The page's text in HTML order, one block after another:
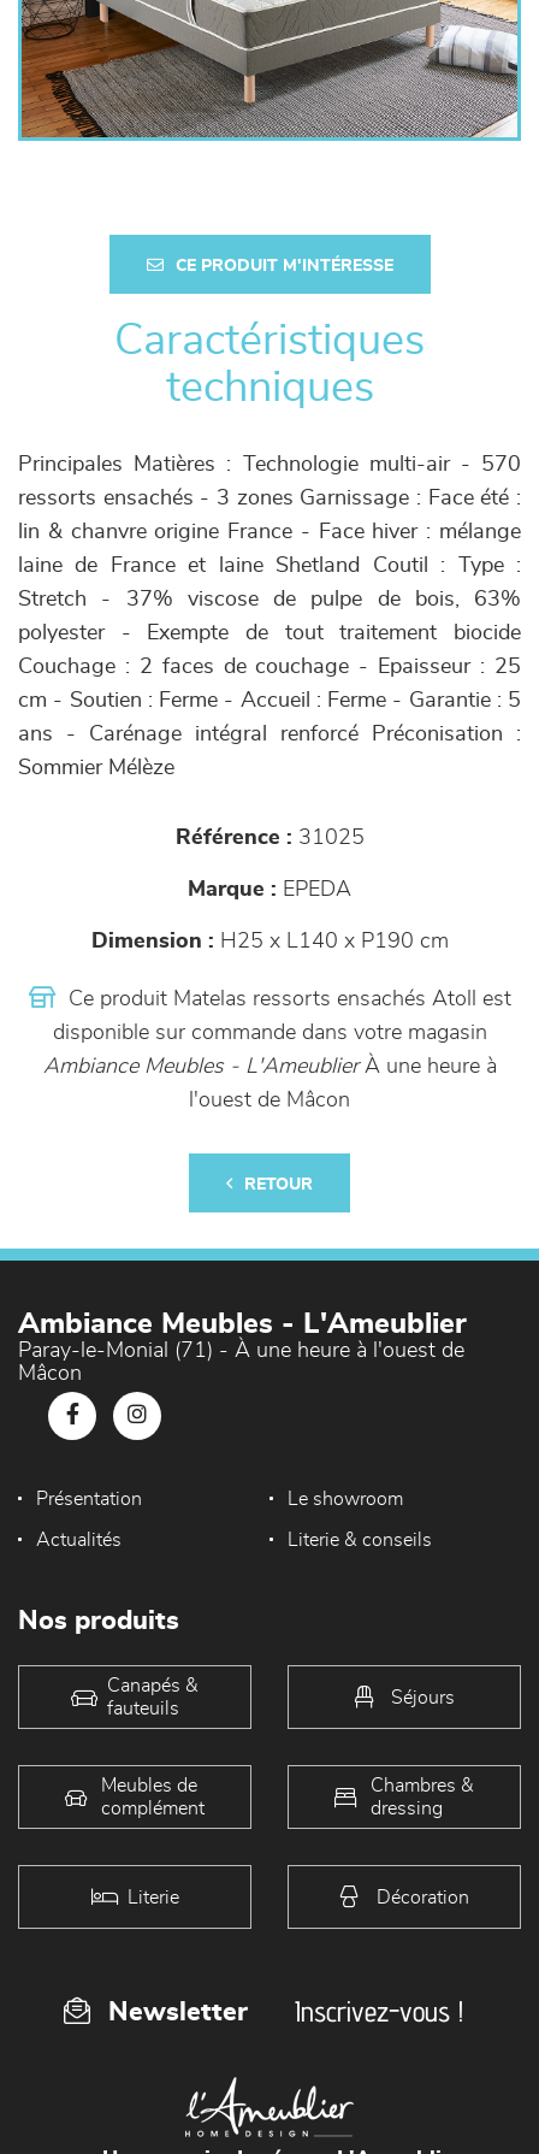
CE PRODUIT M'INTÉRESSE
Caractéristiques
techniques
Principales Matières : Technologie multi-air - 570
ressorts ensachés - 3 zones Garnissage : Face été :
lin & chanvre origine France - Face hiver : mélange
laine de France et laine Shetland Coutil : Type :
Stretch - 37% viscose de pulpe de bois, 63%
polyester - Exempte de tout traitement biocide
Couchage : 2 faces de couchage - Epaisseur : 25
cm - Soutien : Ferme - Accueil : Ferme - Garantie : 5
ans - Carénage intégral renforcé Préconisation :
Sommier Mélèze
Référence : 31025
Marque : EPEDA
Dimension : H25 x L140 x P190 cm
Ce produit Matelas ressorts ensachés Atoll est
disponible sur commande dans votre magasin
Ambiance Meubles - L'AmeublierÀ une heure à
l'ouest de Mâcon
RETOUR
Ambiance Meubles - L'Ameublier
Paray-le-Monial (71) - À une heure à l'ouest de
Mâcon
Présentation Le showroom
Actualités Literie & conseils
Nos produits
Canapés &
fauteuils
Séjours
Meubles de
complément
Chambres &
dressing
Literie Décoration
Newsletter Inscrivez-vous !